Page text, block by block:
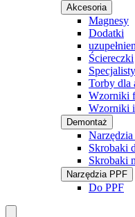
Akcesoria
Magnesy
Dodatki
Ściereczki
Torby dla
Wzorniki
Wzorniki
Demontaż
Skrobaki
Skrobaki
Narzędzia PPF
Do PPF